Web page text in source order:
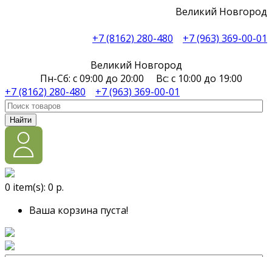
Великий Новгород
+7 (8162) 280-480
+7 (963) 369-00-01
Великий Новгород
Пн-Сб: с 09:00 до 20:00 Вс: с 10:00 до 19:00
+7 (8162) 280-480
+7 (963) 369-00-01
Найти
0 item(s): 0 р.
Ваша корзина пуста!